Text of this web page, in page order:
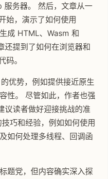
务器。 然后，文章从一
始，演示了如何使用
成 HTML、Wasm 和
提到了如何在浏览器和
码。
优势，例如提供接近原生
性。 尽管如此，作者也强
议读者做好迎接挑战的准
巧和经验，例如如何使用
如何处理多线程、回调函
题党，但内容确实深入探